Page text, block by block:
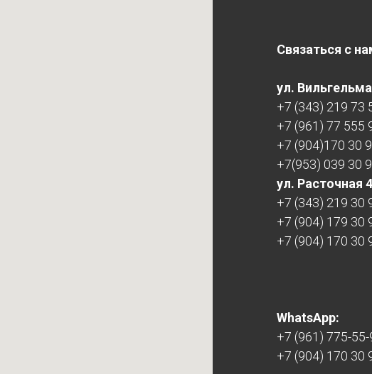
Связаться с
ул.
+7 (343) 219 73
+7 (961) 77 555
+7 (904)170 30
+7(953) 039 30
ул. Расточная
+7 (343) 219 30
+7 (904) 179 30
+7 (904) 170 30
WhatsApp:
+7 (961) 775-55-
+7 (904) 170 30